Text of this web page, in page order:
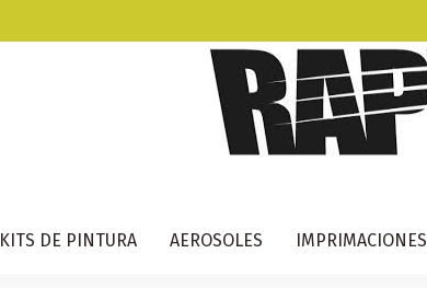
KITS DE PINTURA AEROSOLES IMPRIMACIONES